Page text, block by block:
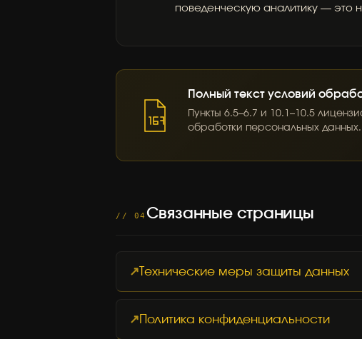
поведенческую аналитику — это
Полный текст условий
Пункты 6.5–6.7 и 10.1–10.5
обработки персональных данных.
// 04 Связанные страницы
Технические меры защиты данных
Политика конфиденциальности